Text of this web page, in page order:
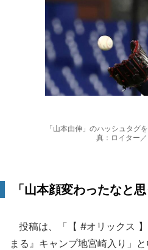
「山本由伸」のハッシュタグ
真：ロイター／
「山本顔変わったなと
投稿は、「【 #オリックス
まる』キャンプ地宮崎入り」